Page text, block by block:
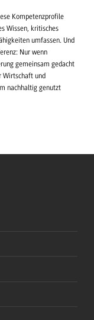
Kompetenzprofile
Wissen, kritisches
umfassen. Und
Nur wenn
gemeinsam gedacht
Wirtschaft und
nachhaltig genutzt